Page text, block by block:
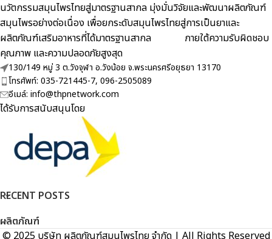
นวัตกรรมสมุนไพรไทยสู่มาตรฐานสากล มุ่งมั่นวิจัยและพัฒนาผลิตภัณฑ์
สมุนไพรอย่างต่อเนื่อง เพื่อยกระดับสมุนไพรไทยสู่การเป็นยาและ
ผลิตภัณฑ์เสริมอาหารที่ได้มาตรฐานสากล ภายใต้ความรับผิดชอบ
คุณภาพ และความปลอดภัยสูงสุด
130/149 หมู่ 3 ต.วังจุฬา อ.วังน้อย จ.พระนครศรีอยุธยา 13170
โทรศัพท์: 035-721445-7, 096-2505089
อีเมล์: info@thpnetwork.com
ได้รับการสนับสนุนโดย
RECENT POSTS
ผลิตภัณฑ์